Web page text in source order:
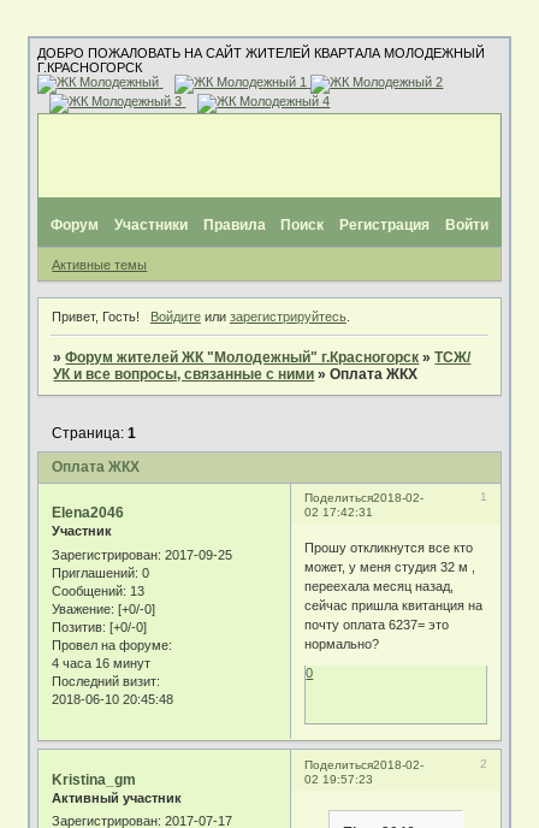
ДОБРО ПОЖАЛОВАТЬ НА САЙТ ЖИТЕЛЕЙ КВАРТАЛА МОЛОДЕЖНЫЙ
Г.КРАСНОГОРСК
Форум Участники Правила Поиск Регистрация Войти
Активные темы
Привет, Гость! Войдитеили зарегистрируйтесь.
»Форум жителей ЖК "Молодежный" г.Красногорск »ТСЖ/
УК и все вопросы, связанные с ними »Оплата ЖКХ
Оплата ЖКХ
Страница:1
Поделиться 1
2018-02-
02 17:42:31
Elena2046
Участник
Зарегистрирован: 2017-09-25
Приглашений: 0
Сообщений: 13
Уважение: [+0/-0]
Позитив: [+0/-0]
Провел на форуме:
4 часа 16 минут
Последний визит:
2018-06-10 20:45:48
Прошу откликнутся все кто
может, у меня студия 32 м ,
переехала месяц назад,
сейчас пришла квитанция на
почту оплата 6237= это
нормально?
0
Поделиться 2
2018-02-
02 19:57:23
Kristina_gm
Активный участник
Зарегистрирован: 2017-07-17